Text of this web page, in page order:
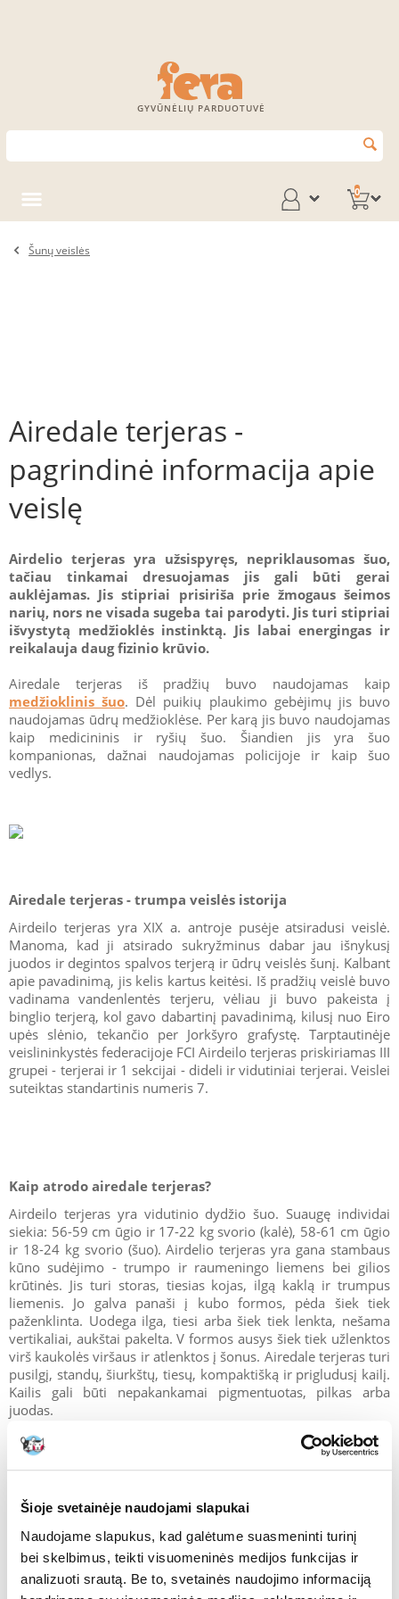
Šioje svetainėje naudojami slapukai
Naudojame slapukus, kad galėtume suasmeninti turinį
bei skelbimus, teikti visuomeninės medijos funkcijas ir
analizuoti srautą. Be to, svetainės naudojimo informaciją
GYVŪNĖLIŲ PARDUOTUVĖ
0
Šunų veislės
Airedale terjeras -
pagrindinė informacija apie
veislę
Airdelio terjeras yra užsispyręs, nepriklausomas šuo,
tačiau tinkamai dresuojamas jis gali būti gerai
auklėjamas. Jis stipriai prisiriša prie žmogaus šeimos
narių, nors ne visada sugeba tai parodyti. Jis turi stipriai
išvystytą medžioklės instinktą. Jis labai energingas ir
reikalauja daug fizinio krūvio.
Airedale terjeras iš pradžių buvo naudojamas kaip
medžioklinis šuo. Dėl puikių plaukimo gebėjimų jis buvo
naudojamas ūdrų medžioklėse. Per karą jis buvo naudojamas
kaip medicininis ir ryšių šuo. Šiandien jis yra šuo
kompanionas, dažnai naudojamas policijoje ir kaip šuo
vedlys.
Airedale terjeras - trumpa veislės istorija
Airdeilo terjeras yra XIX a. antroje pusėje atsiradusi veislė.
Manoma, kad ji atsirado sukryžminus dabar jau išnykusį
juodos ir degintos spalvos terjerą ir ūdrų veislės šunį. Kalbant
apie pavadinimą, jis kelis kartus keitėsi. Iš pradžių veislė buvo
vadinama vandenlentės terjeru, vėliau ji buvo pakeista į
binglio terjerą, kol gavo dabartinį pavadinimą, kilusį nuo Eiro
upės slėnio, tekančio per Jorkšyro grafystę. Tarptautinėje
veislininkystės federacijoje FCI Airdeilo terjeras priskiriamas III
grupei - terjerai ir 1 sekcijai - dideli ir vidutiniai terjerai. Veislei
suteiktas standartinis numeris 7.
Kaip atrodo airedale terjeras?
Airdeilo terjeras yra vidutinio dydžio šuo. Suaugę individai
siekia: 56-59 cm ūgio ir 17-22 kg svorio (kalė), 58-61 cm ūgio
ir 18-24 kg svorio (šuo). Airdelio terjeras yra gana stambaus
kūno sudėjimo - trumpo ir raumeningo liemens bei gilios
krūtinės. Jis turi storas, tiesias kojas, ilgą kaklą ir trumpus
liemenis. Jo galva panaši į kubo formos, pėda šiek tiek
paženklinta. Uodega ilga, tiesi arba šiek tiek lenkta, nešama
vertikaliai, aukštai pakelta. V formos ausys šiek tiek užlenktos
virš kaukolės viršaus ir atlenktos į šonus. Airedale terjeras turi
pusilgį, standų, šiurkštų, tiesų, kompaktišką ir prigludusį kailį.
Kailis gali būti nepakankamai pigmentuotas, pilkas arba
juodas.
Airedale terjeras - elgsena ir charakteris
Šios veislės šuo nebus gera idėja pirmajam šuniui. Airedale
terjerai pasižymi dideliu savarankiškumu. Jie gana užsispyrę ir
protingi. Jie greitai mokosi, tačiau pats mokymas, kad būtų
veiksmingas, reikalauja globėjo patirties ir kantrybės. Šunį